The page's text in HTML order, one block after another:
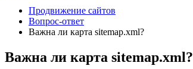
Продвижение сайтов
Вопрос-ответ
Важна ли карта sitemap.xml?
Важна ли карта sitemap.xml?